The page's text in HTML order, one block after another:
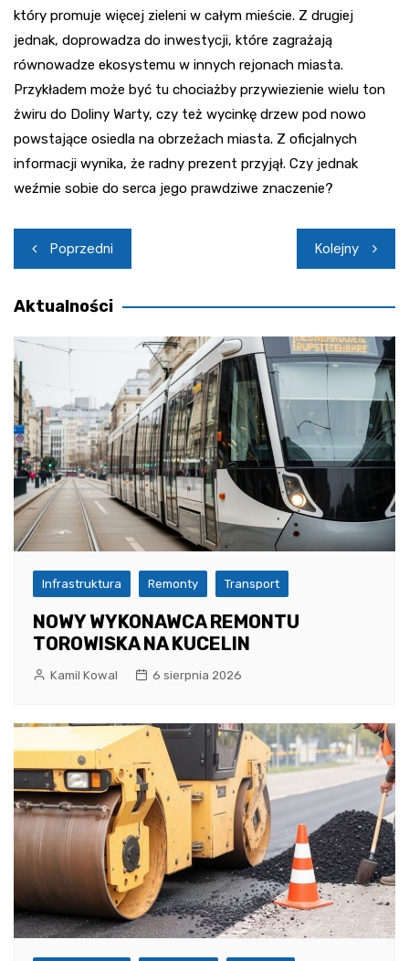
który promuje więcej zieleni w całym mieście. Z drugiej
jednak, doprowadza do inwestycji, które zagrażają
równowadze ekosystemu w innych rejonach miasta.
Przykładem może być tu chociażby przywiezienie wielu ton
żwiru do Doliny Warty, czy też wycinkę drzew pod nowo
powstające osiedla na obrzeżach miasta. Z oficjalnych
informacji wynika, że radny prezent przyjął. Czy jednak
weźmie sobie do serca jego prawdziwe znaczenie?
Nawigacja
wpisu
Poprzedni Kolejny
Aktualności
Infrastruktura Remonty Transport
NOWY WYKONAWCA REMONTU
TOROWISKA NA KUCELIN
Kamil Kowal 6 sierpnia 2026